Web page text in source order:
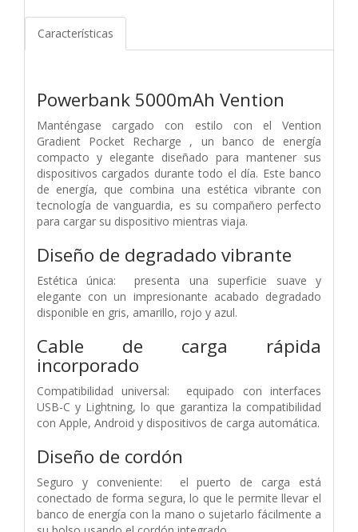
Características
Powerbank 5000mAh Vention
Manténgase cargado con estilo con el Vention
Gradient Pocket Recharge , un banco de energía
compacto y elegante diseñado para mantener sus
dispositivos cargados durante todo el día. Este banco
de energía, que combina una estética vibrante con
tecnología de vanguardia, es su compañero perfecto
para cargar su dispositivo mientras viaja.
Diseño de degradado vibrante
Estética única: presenta una superficie suave y
elegante con un impresionante acabado degradado
disponible en gris, amarillo, rojo y azul.
Cable de carga rápida
incorporado
Compatibilidad universal: equipado con interfaces
USB-C y Lightning, lo que garantiza la compatibilidad
con Apple, Android y dispositivos de carga automática.
Diseño de cordón
Seguro y conveniente: el puerto de carga está
conectado de forma segura, lo que le permite llevar el
banco de energía con la mano o sujetarlo fácilmente a